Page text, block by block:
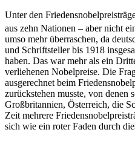
Unter den
aus zehn Nationen – aber nicht
umso mehr überraschen, da
und Schriftsteller bis 1918
haben. Das war mehr als ein
verliehenen Nobelpreise. Die
ausgerechnet beim
zurückstehen musste, von denen
Großbritannien, Österreich, die
Zeit mehrere
sich wie ein roter Faden durch